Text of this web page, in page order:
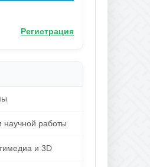
Регистрация
научной работы
и 3D